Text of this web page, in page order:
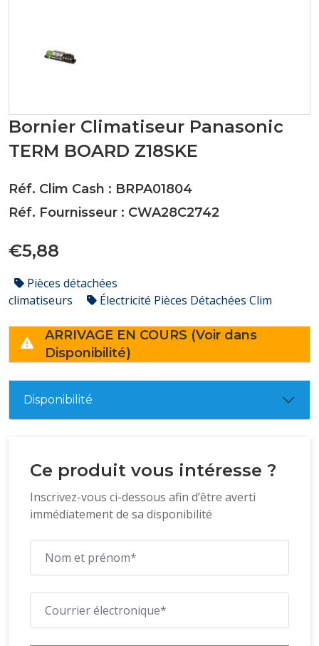
Bornier Climatiseur Panasonic
TERM BOARD Z18SKE
Réf. Clim Cash : BRPA01804
Réf. Fournisseur : CWA28C2742
€5,88
Pièces détachées
climatiseurs
Électricité Pièces Détachées Clim
ARRIVAGE EN COURS (Voir dans
Disponibilité)
Disponibilité
Ce produit vous intéresse ?
Inscrivez-vous ci-dessous afin d’être averti
immédiatement de sa disponibilité